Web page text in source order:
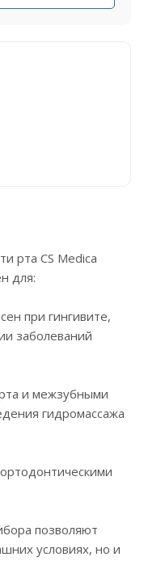
рта CS Medica
для:
при гингивите,
заболеваний
и межзубными
гидромассажа
позволяют
условиях, но и